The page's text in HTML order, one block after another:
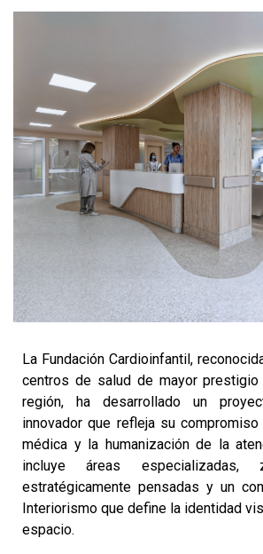
La Fundación Cardioinfantil,
centros de salud de mayor
región, ha desarrollado un
innovador que refleja su
médica y la humanización de la
incluye áreas especializadas,
estratégicamente pensadas y un
Interiorismo que define la identidad
espacio.